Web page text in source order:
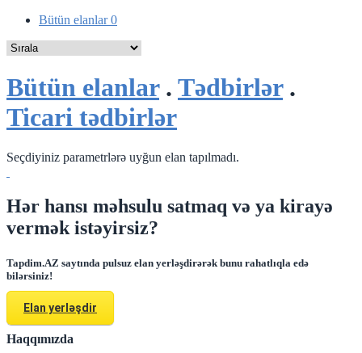
Bütün elanlar0
Bütün elanlar. Tədbirlər.
Ticari tədbirlər
Seçdiyiniz parametrlərə uyğun elan tapılmadı.
Hər hansı məhsulu satmaq və ya kirayə
vermək istəyirsiz?
Tapdim.AZ saytında pulsuz elan yerləşdirərək bunu rahatlıqla edə
bilərsiniz!
Elan yerləşdir
Haqqımızda